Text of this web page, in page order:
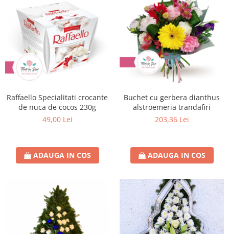
Raffaello Specialitati crocante
de nuca de cocos 230g
49,00 Lei
ADAUGA IN COS
Buchet cu gerbera dianthus
alstroemeria trandafiri
203,36 Lei
ADAUGA IN COS